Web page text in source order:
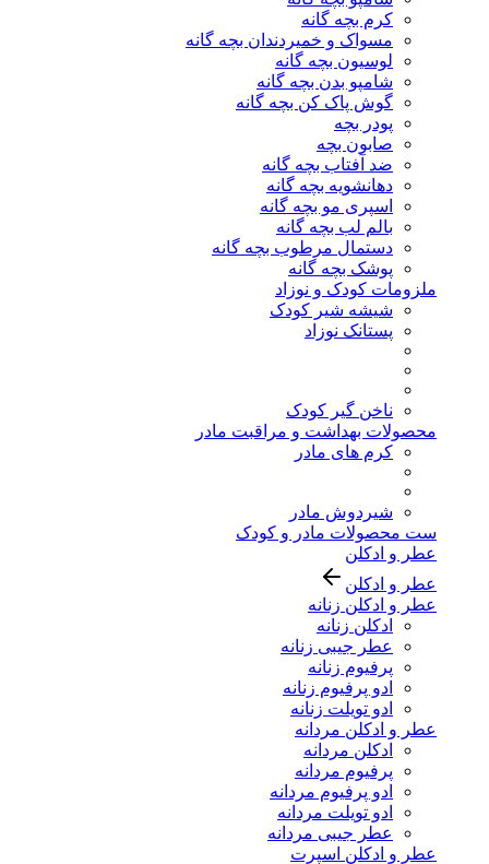
کرم بچه گانه
مسواک و خمیردندان بچه گانه
لوسیون بچه گانه
شامپو بدن بچه گانه
گوش پاک کن بچه گانه
پودر بچه
صابون بچه
ضد آفتاب بچه گانه
دهانشویه بچه گانه
اسپری مو بچه گانه
بالم لب بچه گانه
دستمال مرطوب بچه گانه
پوشک بچه گانه
ملزومات کودک و نوزاد
شیشه شیر کودک
پستانک نوزاد
ناخن گیر کودک
محصولات بهداشت و مراقبت مادر
کرم های مادر
شیردوش مادر
ست محصولات مادر و کودک
عطر و ادکلن
عطر و ادکلن
عطر و ادکلن زنانه
ادکلن زنانه
عطر جیبی زنانه
پرفیوم زنانه
ادو پرفیوم زنانه
ادو تویلت زنانه
عطر و ادکلن مردانه
ادکلن مردانه
پرفیوم مردانه
ادو پرفیوم مردانه
ادو تویلت مردانه
عطر جیبی مردانه
عطر و ادکلن اسپرت